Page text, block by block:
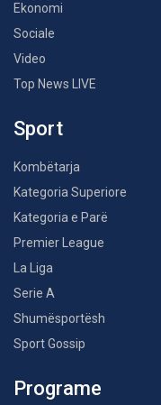
Ekonomi
Sociale
Video
Top News LIVE
Sport
Kombëtarja
Kategoria Superiore
Kategoria e Parë
Premier League
La Liga
Serie A
Shumësportësh
Sport Gossip
Programe